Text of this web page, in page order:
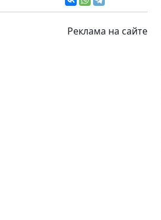
Реклама на сайте